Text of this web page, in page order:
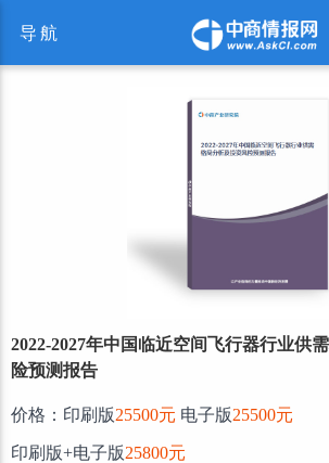
导航
2022-2027年中国临近空间飞行器行业供
险预测报告
价格：印刷版25500元 电子版25500元
印刷版+电子版25800元